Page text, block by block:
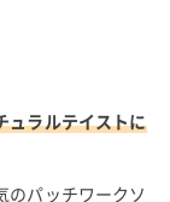
ュラルテイストに
のパッチワークソ